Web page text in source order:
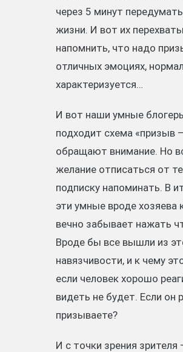
через 5 минут
жизни. И вот их
напомнить, что надо
отличных эмоциях,
характеризуется…
И вот наши умные
подходит схема «призыв
обращают внимание. Но
желание отписаться от
подписку напоминать. В
эти умные вроде хозяева
вечно забывает нажать
Вроде бы все вышли из
навязчивости, и к чему
если человек хорошо
видеть не будет. Если он
призываете?
И с точки зрения